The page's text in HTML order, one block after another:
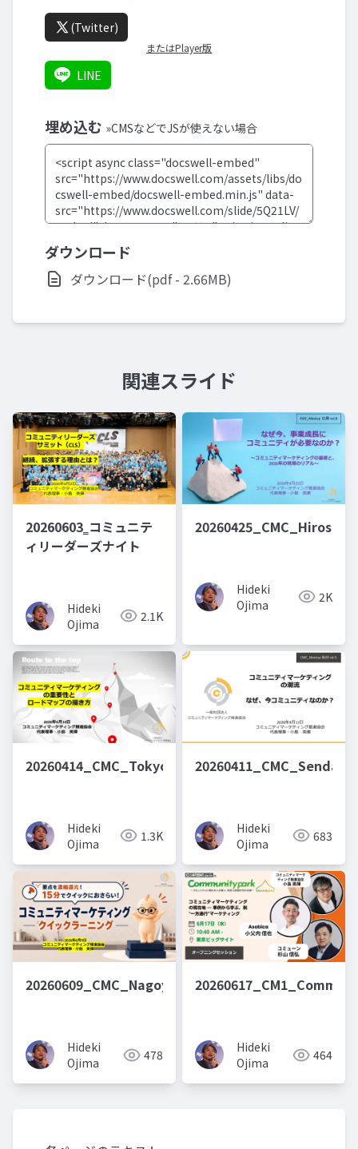
(Twitter)
またはPlayer版
LINE
埋め込む »CMSなどでJSが使えない場合
ダウンロード
ダウンロード(pdf - 2.66MB)
関連スライド
20260603‗コミュニテ
ィリーダーズナイト
Hideki
Ojima
2.1K
Hideki
Ojima
2K
20260414_CMC_Tokyo_Roadmap
Hideki
Ojima
1.3K
Hideki
Ojima
683
20260609_CMC_Nagoya_QuickLearning
Hideki
Ojima
478
Hideki
Ojima
464